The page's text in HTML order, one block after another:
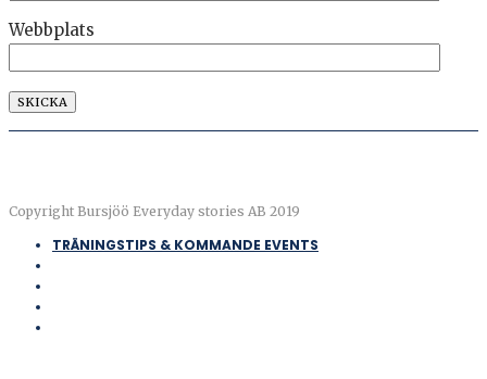
Webbplats
Copyright Bursjöö Everyday stories AB 2019
TRÄNINGSTIPS & KOMMANDE EVENTS